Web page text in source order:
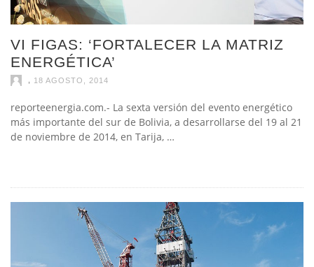
VI FIGAS: ‘FORTALECER LA MATRIZ
ENERGÉTICA’
18 AGOSTO, 2014
reporteenergia.com.- La sexta versión del evento energético
más importante del sur de Bolivia, a desarrollarse del 19 al 21
de noviembre de 2014, en Tarija, …